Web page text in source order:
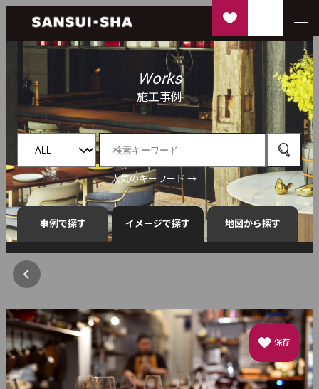
Works
施工事例
人気のキーワード →
事例で探す イメージで探す 地図から探す
保存